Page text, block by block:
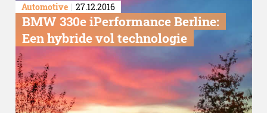
Automotive 27.12.2016
BMW 330e iPerformance Berline:
Een hybride vol technologie